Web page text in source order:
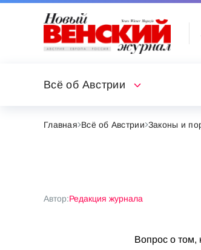
Всё об Австрии
Главная Всё об Австрии Законы и
Автор:Редакция журнала
Вопрос о том,